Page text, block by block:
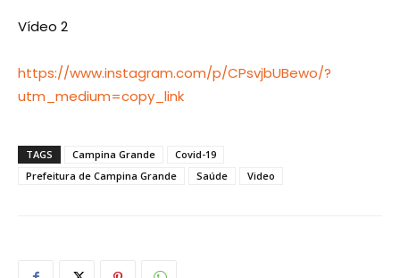
Vídeo 2
https://www.instagram.com/p/CPsvjbUBewo/?
utm_medium=copy_link
TAGS Campina Grande
Covid-19
Prefeitura de Campina Grande
Saúde Video